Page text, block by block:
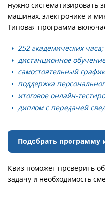
нужно систематизировать
машинах, электронике и
Типовая программа
252 академических часа;
дистанционное
самостоятельный
поддержка
итоговое онлайн-
диплом с передачей
Подобрать программу
Квиз поможет проверить
задачу и необходимость